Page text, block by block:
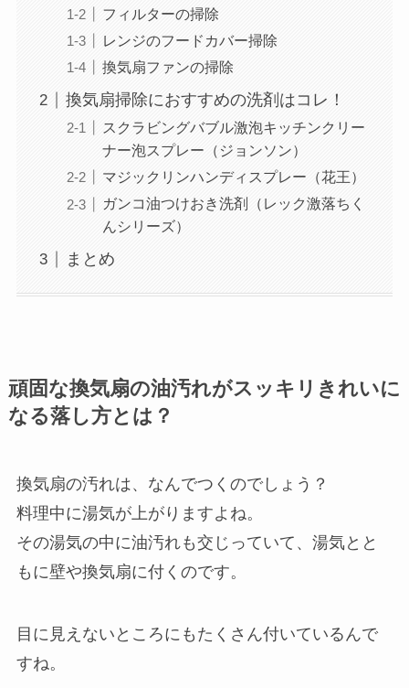
フィルターの掃除
レンジのフードカバー掃除
換気扇ファンの掃除
換気扇掃除におすすめの洗剤はコレ！
スクラビングバブル激泡キッチンクリー
ナー泡スプレー（ジョンソン）
マジックリンハンディスプレー（花王）
ガンコ油つけおき洗剤（レック激落ちく
んシリーズ）
まとめ
頑固な換気扇の油汚れがスッキリきれいに
なる落し方とは？
換気扇の汚れは、なんでつくのでしょう？
料理中に湯気が上がりますよね。
その湯気の中に油汚れも交じっていて、湯気とと
もに壁や換気扇に付くのです。
目に見えないところにもたくさん付いているんで
すね。